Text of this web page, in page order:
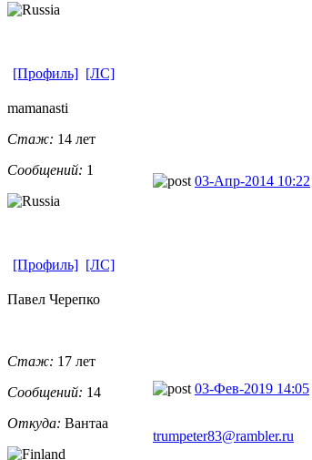
[Профиль] [ЛС]
mamanasti
Стаж: 14 лет
Сообщений: 1
03-Апр-2014 10:22
[Профиль] [ЛС]
Павел Черепко
Стаж: 17 лет
Сообщений: 14
Откуда: Вантаа
03-Фев-2019 14:05
trumpeter83@rambler.ru